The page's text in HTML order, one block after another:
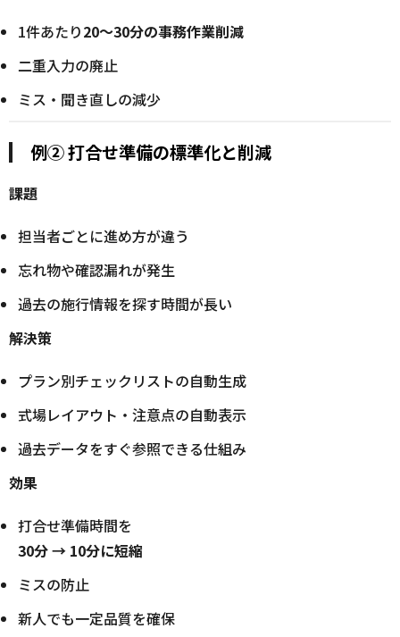
1件あたり20～30分の事務作業削減
二重入力の廃止
ミス・聞き直しの減少
例② 打合せ準備の標準化と削減
課題
担当者ごとに進め方が違う
忘れ物や確認漏れが発生
過去の施行情報を探す時間が長い
解決策
プラン別チェックリストの自動生成
式場レイアウト・注意点の自動表示
過去データをすぐ参照できる仕組み
効果
打合せ準備時間を
30分 → 10分に短縮
ミスの防止
新人でも一定品質を確保